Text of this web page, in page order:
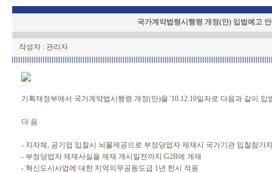
국가계약법령시행령 개정(안) 입법예고
작성자 : 관리자
기획재정부에서 국가계약법시행령 개정(안)을 '10.12.10일자로 다음과 같이
다 음
- 지자체, 공기업 입찰시 뇌물제공으로 부정당업자 제재시 국가기관 입찰참가
- 부정당업자 제재사실을 제재 개시일전까지 G2B에 게재
- 혁신도시사업에 대한 지역의무공동도급 1년 한시 적용